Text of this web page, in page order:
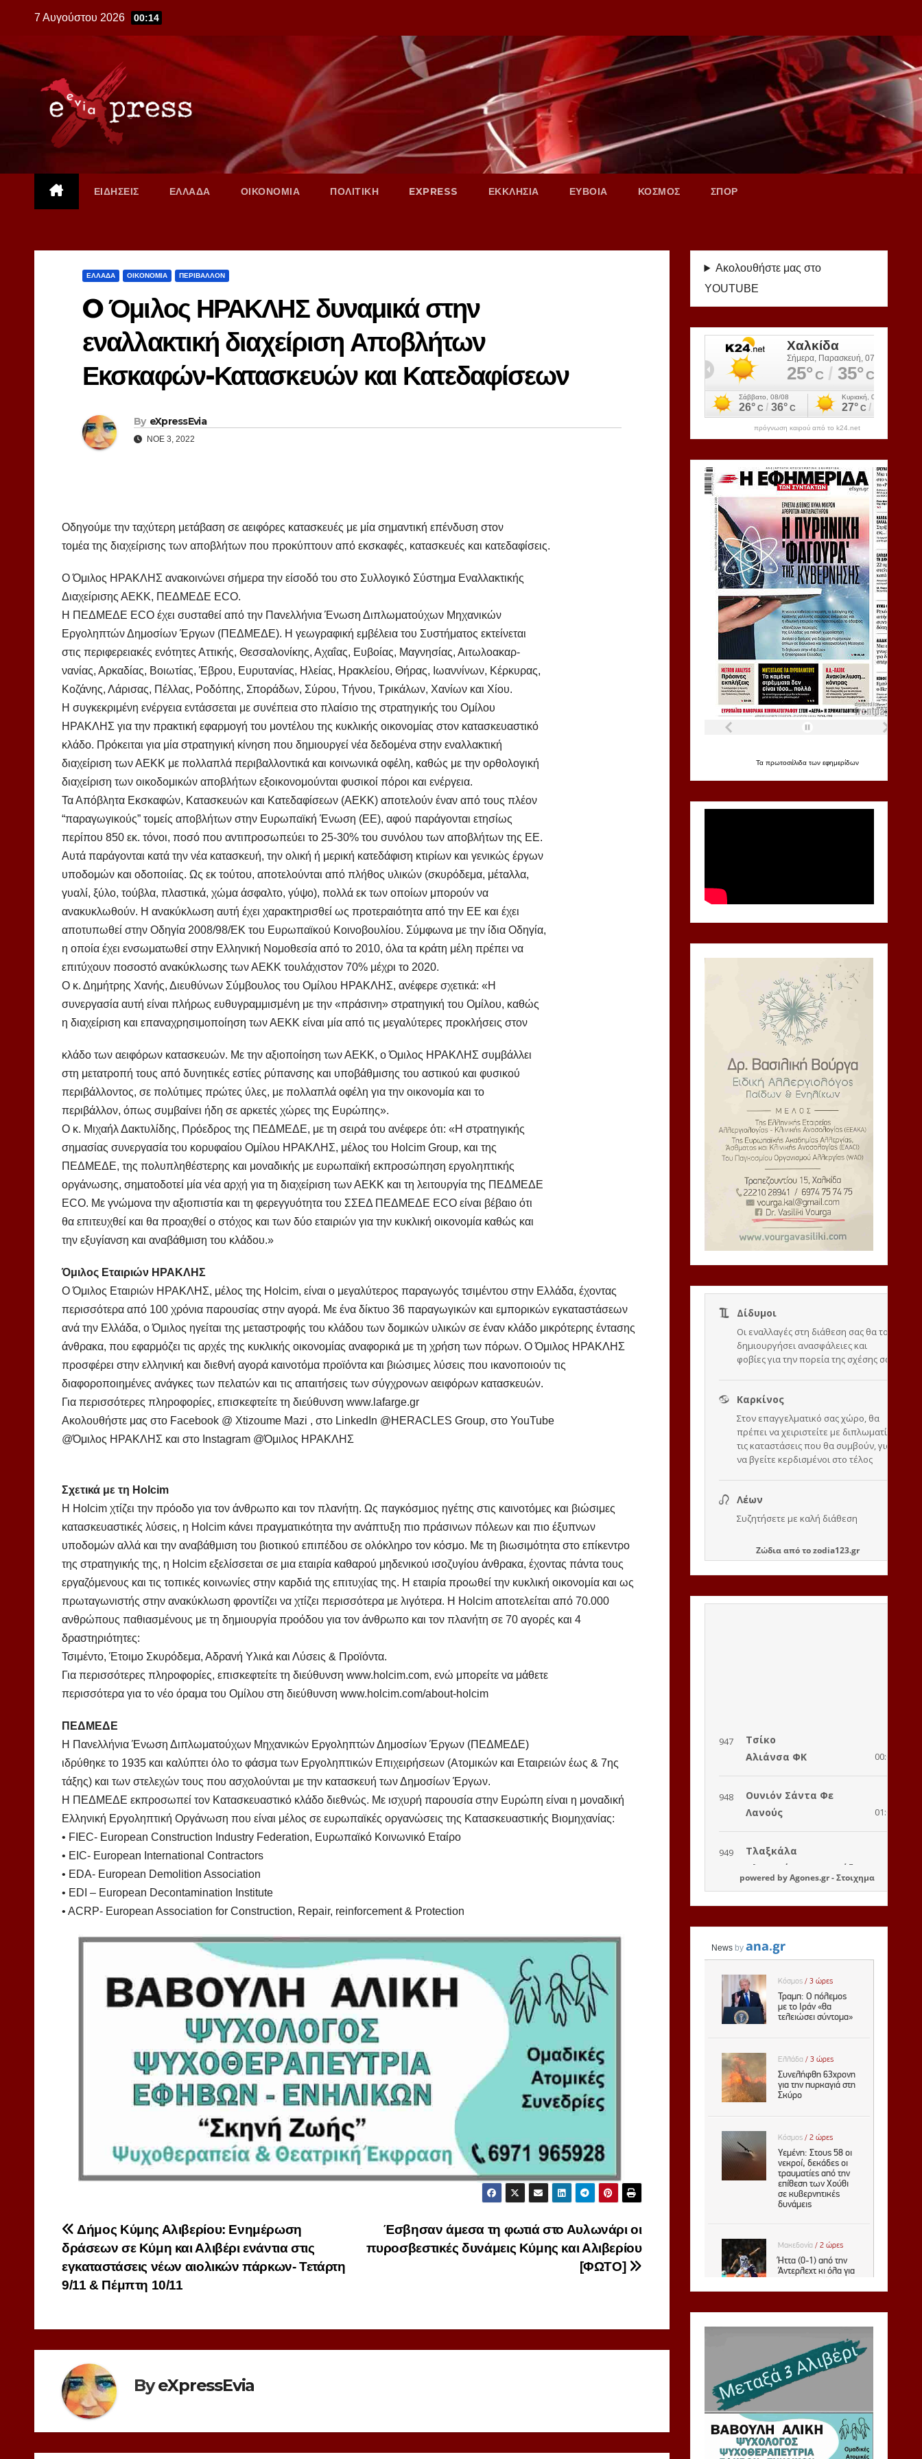
content
7 Αυγούστου 2026 00:14
ΕΙΔΗΣΕΙΣ ΕΛΛΑΔΑ ΟΙΚΟΝΟΜΙΑ ΠΟΛΙΤΙΚΗ EXPRESS ΕΚΚΛΗΣΙΑ ΕΥΒΟΙΑ ΚΟΣΜΟΣ ΣΠΟΡ
ΕΛΛΑΔΑ ΟΙΚΟΝΟΜΙΑ ΠΕΡΙΒΑΛΛΟΝ
O Όμιλος ΗΡΑΚΛΗΣ δυναμικά στην
εναλλακτική διαχείριση Αποβλήτων
Εκσκαφών-Κατασκευών και Κατεδαφίσεων
By eXpressEvia
ΝΟΈ 3, 2022
Οδηγούμε την ταχύτερη μετάβαση σε αειφόρες κατασκευές με μία σημαντική επένδυση στον
τομέα της διαχείρισης των αποβλήτων που προκύπτουν από εκσκαφές, κατασκευές και κατεδαφίσεις.
Ο Όμιλος ΗΡΑΚΛΗΣ ανακοινώνει σήμερα την είσοδό του στο Συλλογικό Σύστημα Εναλλακτικής
Διαχείρισης ΑΕΚΚ, ΠΕΔΜΕΔΕ ECO.
H ΠΕΔΜΕΔΕ ECO έχει συσταθεί από την Πανελλήνια Ένωση Διπλωματούχων Μηχανικών
Εργοληπτών Δημοσίων Έργων (ΠΕΔΜΕΔΕ). H γεωγραφική εμβέλεια του Συστήματος εκτείνεται
στις περιφερειακές ενότητες Αττικής, Θεσσαλονίκης, Αχαΐας, Ευβοίας, Μαγνησίας, Αιτωλοακαρ-
νανίας, Αρκαδίας, Βοιωτίας, Έβρου, Ευρυτανίας, Ηλείας, Ηρακλείου, Θήρας, Ιωαννίνων, Κέρκυρας,
Κοζάνης, Λάρισας, Πέλλας, Ροδόπης, Σποράδων, Σύρου, Τήνου, Τρικάλων, Χανίων και Χίου.
Η συγκεκριμένη ενέργεια εντάσσεται με συνέπεια στο πλαίσιο της στρατηγικής του Ομίλου
ΗΡΑΚΛΗΣ για την πρακτική εφαρμογή του μοντέλου της κυκλικής οικονομίας στον κατασκευαστικό
κλάδο. Πρόκειται για μία στρατηγική κίνηση που δημιουργεί νέα δεδομένα στην εναλλακτική
διαχείριση των ΑΕΚΚ με πολλαπλά περιβαλλοντικά και κοινωνικά οφέλη, καθώς με την ορθολογική
διαχείριση των οικοδομικών αποβλήτων εξοικονομούνται φυσικοί πόροι και ενέργεια.
Τα Απόβλητα Εκσκαφών, Κατασκευών και Κατεδαφίσεων (ΑΕΚΚ) αποτελούν έναν από τους πλέον
“παραγωγικούς” τομείς αποβλήτων στην Ευρωπαϊκή Ένωση (ΕΕ), αφού παράγονται ετησίως
περίπου 850 εκ. τόνοι, ποσό που αντιπροσωπεύει το 25-30% του συνόλου των αποβλήτων της ΕΕ.
Αυτά παράγονται κατά την νέα κατασκευή, την ολική ή μερική κατεδάφιση κτιρίων και γενικώς έργων
υποδομών και οδοποιίας. Ως εκ τούτου, αποτελούνται από πλήθος υλικών (σκυρόδεμα, μέταλλα,
γυαλί, ξύλο, τούβλα, πλαστικά, χώμα άσφαλτο, γύψο), πολλά εκ των οποίων μπορούν να
ανακυκλωθούν. Η ανακύκλωση αυτή έχει χαρακτηρισθεί ως προτεραιότητα από την ΕΕ και έχει
αποτυπωθεί στην Οδηγία 2008/98/ΕΚ του Ευρωπαϊκού Κοινοβουλίου. Σύμφωνα με την ίδια Οδηγία,
η οποία έχει ενσωματωθεί στην Ελληνική Νομοθεσία από το 2010, όλα τα κράτη μέλη πρέπει να
επιτύχουν ποσοστό ανακύκλωσης των ΑΕΚΚ τουλάχιστον 70% μέχρι το 2020.
Ο κ. Δημήτρης Χανής, Διευθύνων Σύμβουλος του Ομίλου ΗΡΑΚΛΗΣ, ανέφερε σχετικά: «Η
συνεργασία αυτή είναι πλήρως ευθυγραμμισμένη με την «πράσινη» στρατηγική του Ομίλου, καθώς
η διαχείριση και επαναχρησιμοποίηση των ΑΕΚΚ είναι μία από τις μεγαλύτερες προκλήσεις στον
κλάδο των αειφόρων κατασκευών. Με την αξιοποίηση των ΑΕΚΚ, ο Όμιλος ΗΡΑΚΛΗΣ συμβάλλει
στη μετατροπή τους από δυνητικές εστίες ρύπανσης και υποβάθμισης του αστικού και φυσικού
περιβάλλοντος, σε πολύτιμες πρώτες ύλες, με πολλαπλά οφέλη για την οικονομία και το
περιβάλλον, όπως συμβαίνει ήδη σε αρκετές χώρες της Ευρώπης».
Ο κ. Μιχαήλ Δακτυλίδης, Πρόεδρος της ΠΕΔΜΕΔΕ, με τη σειρά του ανέφερε ότι: «Η στρατηγικής
σημασίας συνεργασία του κορυφαίου Ομίλου ΗΡΑΚΛΗΣ, μέλος του Holcim Group, και της
ΠΕΔΜΕΔΕ, της πολυπληθέστερης και μοναδικής με ευρωπαϊκή εκπροσώπηση εργοληπτικής
οργάνωσης, σηματοδοτεί μία νέα αρχή για τη διαχείριση των ΑΕΚΚ και τη λειτουργία της ΠΕΔΜΕΔΕ
ECO. Με γνώμονα την αξιοπιστία και τη φερεγγυότητα του ΣΣΕΔ ΠΕΔΜΕΔΕ ECO είναι βέβαιο ότι
θα επιτευχθεί και θα προαχθεί ο στόχος και των δύο εταιριών για την κυκλική οικονομία καθώς και
την εξυγίανση και αναβάθμιση του κλάδου.»
Όμιλος Εταιριών ΗΡΑΚΛΗΣ
Ο Όμιλος Εταιριών ΗΡΑΚΛΗΣ, μέλος της Holcim, είναι ο μεγαλύτερος παραγωγός τσιμέντου στην Ελλάδα, έχοντας
περισσότερα από 100 χρόνια παρουσίας στην αγορά. Με ένα δίκτυο 36 παραγωγικών και εμπορικών εγκαταστάσεων
ανά την Ελλάδα, ο Όμιλος ηγείται της μεταστροφής του κλάδου των δομικών υλικών σε έναν κλάδο μικρότερης έντασης
άνθρακα, που εφαρμόζει τις αρχές της κυκλικής οικονομίας αναφορικά με τη χρήση των πόρων. Ο Όμιλος ΗΡΑΚΛΗΣ
προσφέρει στην ελληνική και διεθνή αγορά καινοτόμα προϊόντα και βιώσιμες λύσεις που ικανοποιούν τις
διαφοροποιημένες ανάγκες των πελατών και τις απαιτήσεις των σύγχρονων αειφόρων κατασκευών.
Για περισσότερες πληροφορίες, επισκεφτείτε τη διεύθυνση www.lafarge.gr
Ακολουθήστε μας στο Facebook @ Xtizoume Mazi , στο LinkedIn @HERACLES Group, στο YouTube
@Όμιλος ΗΡΑΚΛΗΣ και στο Instagram @Όμιλος ΗΡΑΚΛΗΣ
Σχετικά με τη Holcim
Η Holcim χτίζει την πρόοδο για τον άνθρωπο και τον πλανήτη. Ως παγκόσμιος ηγέτης στις καινοτόμες και βιώσιμες
κατασκευαστικές λύσεις, η Holcim κάνει πραγματικότητα την ανάπτυξη πιο πράσινων πόλεων και πιο έξυπνων
υποδομών αλλά και την αναβάθμιση του βιοτικού επιπέδου σε ολόκληρο τον κόσμο. Με τη βιωσιμότητα στο επίκεντρο
της στρατηγικής της, η Holcim εξελίσσεται σε μια εταιρία καθαρού μηδενικού ισοζυγίου άνθρακα, έχοντας πάντα τους
εργαζόμενους και τις τοπικές κοινωνίες στην καρδιά της επιτυχίας της. Η εταιρία προωθεί την κυκλική οικονομία και ως
πρωταγωνιστής στην ανακύκλωση φροντίζει να χτίζει περισσότερα με λιγότερα. Η Holcim αποτελείται από 70.000
ανθρώπους παθιασμένους με τη δημιουργία προόδου για τον άνθρωπο και τον πλανήτη σε 70 αγορές και 4
δραστηριότητες:
Τσιμέντο, Έτοιμο Σκυρόδεμα, Αδρανή Υλικά και Λύσεις & Προϊόντα.
Για περισσότερες πληροφορίες, επισκεφτείτε τη διεύθυνση www.holcim.com, ενώ μπορείτε να μάθετε
περισσότερα για το νέο όραμα του Ομίλου στη διεύθυνση www.holcim.com/about-holcim
ΠΕΔΜΕΔΕ
Η Πανελλήνια Ένωση Διπλωματούχων Μηχανικών Εργοληπτών Δημοσίων Έργων (ΠΕΔΜΕΔΕ)
ιδρύθηκε το 1935 και καλύπτει όλο το φάσμα των Εργοληπτικών Επιχειρήσεων (Ατομικών και Εταιρειών έως & 7ης
τάξης) και των στελεχών τους που ασχολούνται με την κατασκευή των Δημοσίων Έργων.
Η ΠΕΔΜΕΔΕ εκπροσωπεί τον Κατασκευαστικό κλάδο διεθνώς. Με ισχυρή παρουσία στην Ευρώπη είναι η μοναδική
Ελληνική Εργοληπτική Οργάνωση που είναι μέλος σε ευρωπαϊκές οργανώσεις της Κατασκευαστικής Βιομηχανίας:
• FIEC- European Construction Industry Federation, Ευρωπαϊκό Κοινωνικό Εταίρο
• EIC- European International Contractors
• EDA- European Demolition Association
• EDI – European Decontamination Institute
• ACRP- European Association for Construction, Repair, reinforcement & Protection
Πλοήγηση
άρθρων
Έσβησαν άμεσα τη φωτιά στο Αυλωνάρι οι
πυροσβεστικές δυνάμεις Κύμης και Αλιβερίου
[ΦΩΤΟ]
Δήμος Κύμης Αλιβερίου: Ενημέρωση
δράσεων σε Κύμη και Αλιβέρι ενάντια στις
εγκαταστάσεις νέων αιολικών πάρκων- Τετάρτη
9/11 & Πέμπτη 10/11
ByeXpressEvia
Ακολουθήστε μας στο
YOUTUBE
πρόγνωση καιρού από το k24.net
Τα πρωτοσέλιδα των εφημερίδων
Ζώδιααπό τοzodia123.gr
powered byAgones.gr-Στοιχημα